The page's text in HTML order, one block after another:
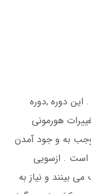
دوره ,دوره
هورمونی
به و جود آمدن
است . ازسویی
بینند و نیاز به